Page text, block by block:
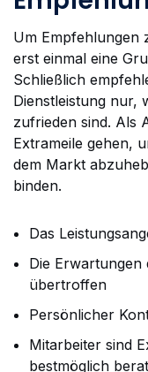
Um Empfehlungen
erst einmal eine
Schließlich
Dienstleistung nur,
zufrieden sind. Als
Extrameile gehen,
dem Markt
binden.
Das
Die Erwartungen
übertroffen
Persönlicher
Mitarbeiter sind
bestmöglich